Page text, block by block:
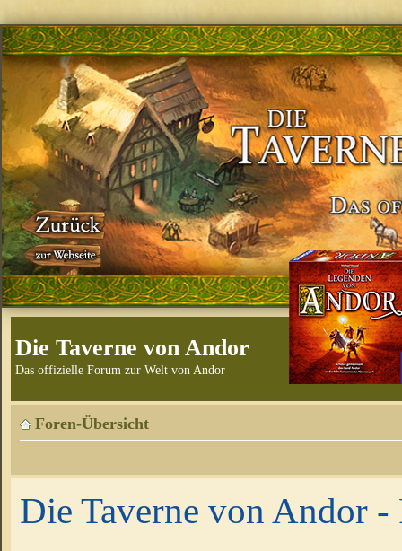
Die Taverne von Andor
Das offizielle Forum zur Welt von Andor
Foren-Übersicht
Die Taverne von Andor -